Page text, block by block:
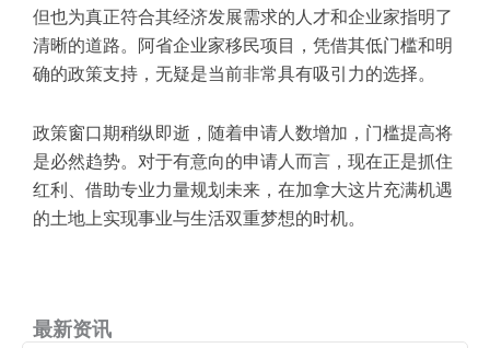
但也为真正符合其经济发展需求的人才和企业家指明了
清晰的道路。阿省企业家移民项目，凭借其低门槛和明
确的政策支持，无疑是当前非常具有吸引力的选择。
政策窗口期稍纵即逝，随着申请人数增加，门槛提高将
是必然趋势。对于有意向的申请人而言，现在正是抓住
红利、借助专业力量规划未来，在加拿大这片充满机遇
的土地上实现事业与生活双重梦想的时机。
最新资讯